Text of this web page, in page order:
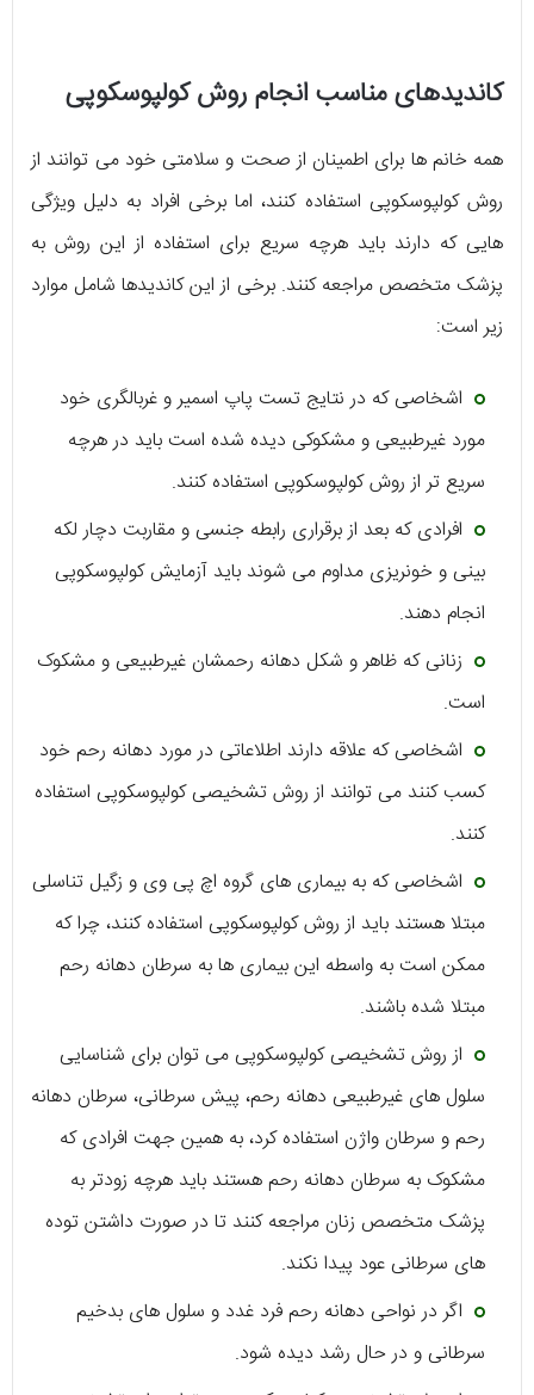
کاندیدهای مناسب انجام روش کولپوسکوپی
همه خانم ها برای اطمینان از صحت و سلامتی خود می توانند از
روش کولپوسکوپی استفاده کنند، اما برخی افراد به دلیل ویژگی
هایی که دارند باید هرچه سریع برای استفاده از این روش به
پزشک متخصص مراجعه کنند. برخی از این کاندیدها شامل موارد
زیر است:
اشخاصی که در نتایج تست پاپ اسمیر و غربالگری خود
مورد غیرطبیعی و مشکوکی دیده شده است باید در هرچه
سریع تر از روش کولپوسکوپی استفاده کنند.
افرادی که بعد از برقراری رابطه جنسی و مقاربت دچار لکه
بینی و خونریزی مداوم می شوند باید آزمایش کولپوسکوپی
انجام دهند.
زنانی که ظاهر و شکل دهانه رحمشان غیرطبیعی و مشکوک
است.
اشخاصی که علاقه دارند اطلاعاتی در مورد دهانه رحم خود
کسب کنند می توانند از روش تشخیصی کولپوسکوپی استفاده
کنند.
اشخاصی که به بیماری های گروه اچ پی وی و زگیل تناسلی
مبتلا هستند باید از روش کولپوسکوپی استفاده کنند، چرا که
ممکن است به واسطه این بیماری ها به سرطان دهانه رحم
مبتلا شده باشند.
از روش تشخیصی کولپوسکوپی می توان برای شناسایی
سلول های غیرطبیعی دهانه رحم، پیش سرطانی، سرطان دهانه
رحم و سرطان واژن استفاده کرد، به همین جهت افرادی که
مشکوک به سرطان دهانه رحم هستند باید هرچه زودتر به
پزشک متخصص زنان مراجعه کنند تا در صورت داشتن توده
های سرطانی عود پیدا نکند.
اگر در نواحی دهانه رحم فرد غدد و سلول های بدخیم
سرطانی و در حال رشد دیده شود.